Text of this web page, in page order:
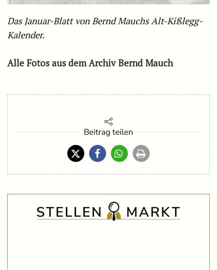
Das Januar-Blatt von Bernd Mauchs Alt-Kißlegg-
Kalender.
Alle Fotos aus dem Archiv Bernd Mauch
Beitrag teilen